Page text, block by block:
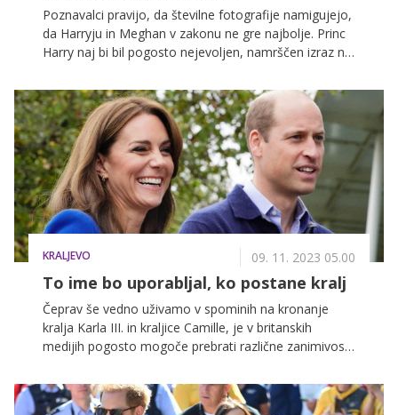
Poznavalci pravijo, da številne fotografije namigujejo,
da Harryju in Meghan v zakonu ne gre najbolje. Princ
Harry naj bi bil pogosto nejevoljen, namrščen izraz na
KRALJEVO 09. 11. 2023 05.00
To ime bo uporabljal, ko postane kralj
Čeprav še vedno uživamo v spominih na kronanje
kralja Karla III. in kraljice Camille, je v britanskih
medijih pogosto mogoče prebrati različne zanimivosti
prišel na prestol.